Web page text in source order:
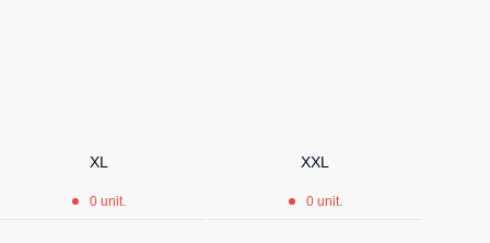
Pantaloni scurți casual
Pantaloni scurți pentru sport
XL XXL
0 unit. 0 unit.